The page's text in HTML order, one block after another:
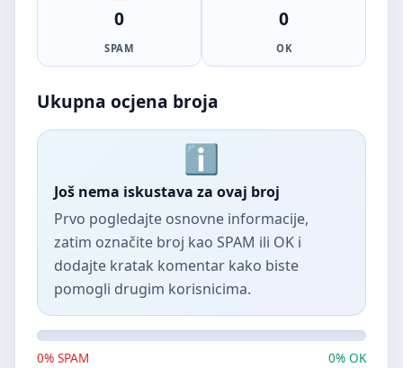
0
SPAM
0
OK
Ukupna ocjena broja
Još nema iskustava za ovaj broj
Prvo pogledajte osnovne informacije,
zatim označite broj kao SPAM ili OK i
dodajte kratak komentar kako biste
pomogli drugim korisnicima.
0% SPAM 0% OK